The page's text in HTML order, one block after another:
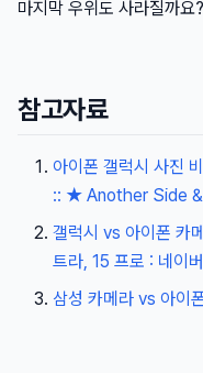
마지막 우위도 사라질까
참고자료
아이폰 갤럭시 사진
:: ★ Another Side
갤럭시 vs 아이폰 카
트라, 15 프로 : 네이
삼성 카메라 vs 아이